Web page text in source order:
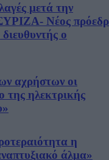
μετά την
Νέος
ο
αχρήστων οι
της ηλεκτρικής
η
άλμα»